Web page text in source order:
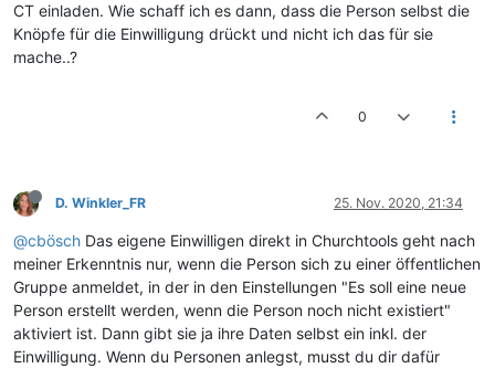
CT einladen. Wie schaff ich es dann, dass die Person selbst die
Knöpfe für die Einwilligung drückt und nicht ich das für sie
mache..?
0
D. Winkler_FR 25. Nov. 2020, 21:34
@cbösch Das eigene Einwilligen direkt in Churchtools geht nach
meiner Erkenntnis nur, wenn die Person sich zu einer öffentlichen
Gruppe anmeldet, in der in den Einstellungen "Es soll eine neue
Person erstellt werden, wenn die Person noch nicht existiert"
aktiviert ist. Dann gibt sie ja ihre Daten selbst ein inkl. der
Einwilligung. Wenn du Personen anlegst, musst du dir dafür